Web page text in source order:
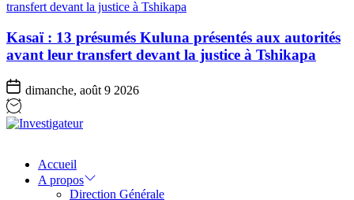
Kasaï : 13 présumés Kuluna présentés aux autorités
avant leur transfert devant la justice à Tshikapa
dimanche, août 9 2026
Accueil
A propos
Direction Générale